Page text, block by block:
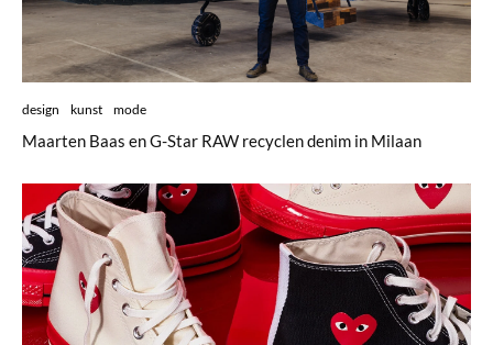
design kunst mode
Maarten Baas en G-Star RAW recyclen denim in Milaan